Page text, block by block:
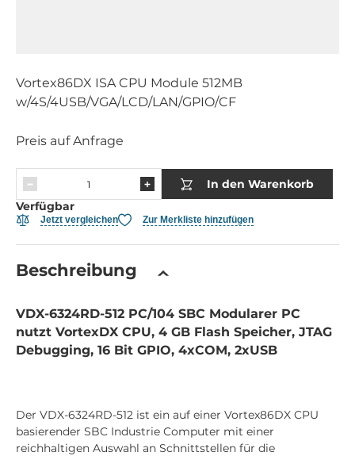
Vortex86DX ISA CPU Module 512MB
w/4S/4USB/VGA/LCD/LAN/GPIO/CF
Preis auf Anfrage
In den Warenkorb
Verfügbar
Jetzt vergleichen Zur Merkliste hinzufügen
Beschreibung
VDX-6324RD-512 PC/104 SBC Modularer PC
nutzt VortexDX CPU, 4 GB Flash Speicher, JTAG
Debugging, 16 Bit GPIO, 4xCOM, 2xUSB
Der VDX-6324RD-512 ist ein auf einer Vortex86DX CPU
basierender SBC Industrie Computer mit einer
reichhaltigen Auswahl an Schnittstellen für die